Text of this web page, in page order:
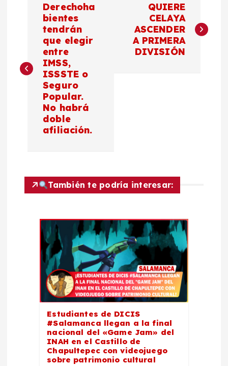
e
ó
Derechoha
bientes
tendrán
que elegir
entre
IMSS,
ISSSTE o
Seguro
Popular.
No habrá
doble
afiliación.
QUIERE
CELAYA
ASCENDER
A PRIMERA
DIVISIÓN
También te podría interesar:
Estudiantes de DICIS
#Salamanca llegan a la final
nacional del «Game Jam» del
INAH en el Castillo de
Chapultepec con videojuego
sobre patrimonio cultural